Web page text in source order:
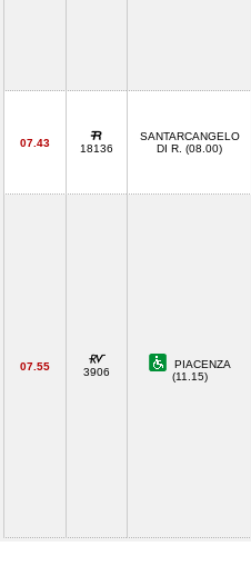
07.43 18136
SANTARCANGELO
DI R. (08.00)
07.55 3906
PIACENZA
(11.15)